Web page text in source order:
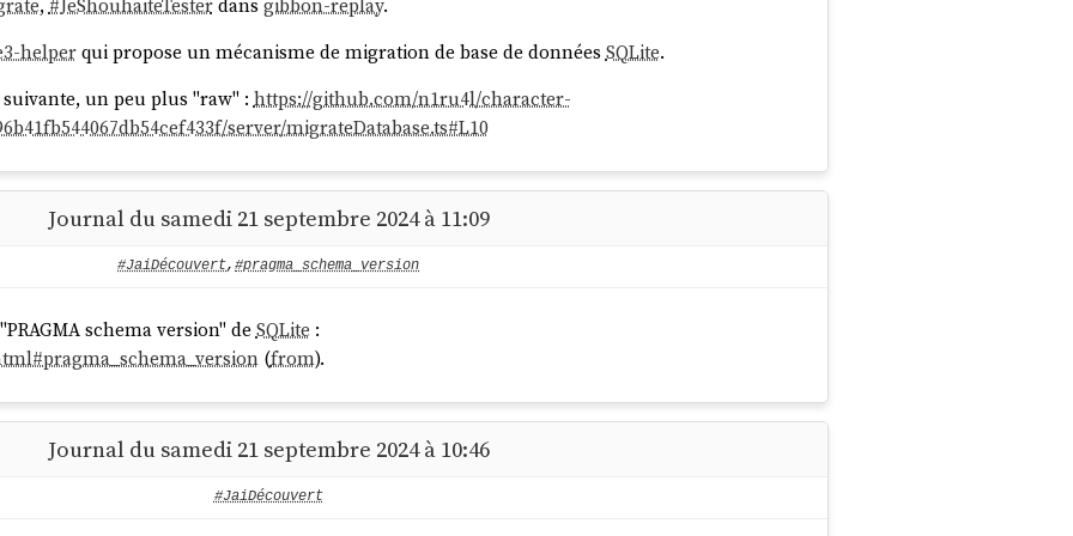
:
helperqui propose un mécanisme de migration de base de données SQLite.
un peu plus "raw" :https://github.com/n1ru4l/character-
server/migrateDatabase.ts#L10
Journal du samedi 21 septembre 2024 à 11:09
#JaiDécouvert, #pragma_schema_version
schema version" deSQLite :
(from).
Journal du samedi 21 septembre 2024 à 10:46
#JaiDécouvert